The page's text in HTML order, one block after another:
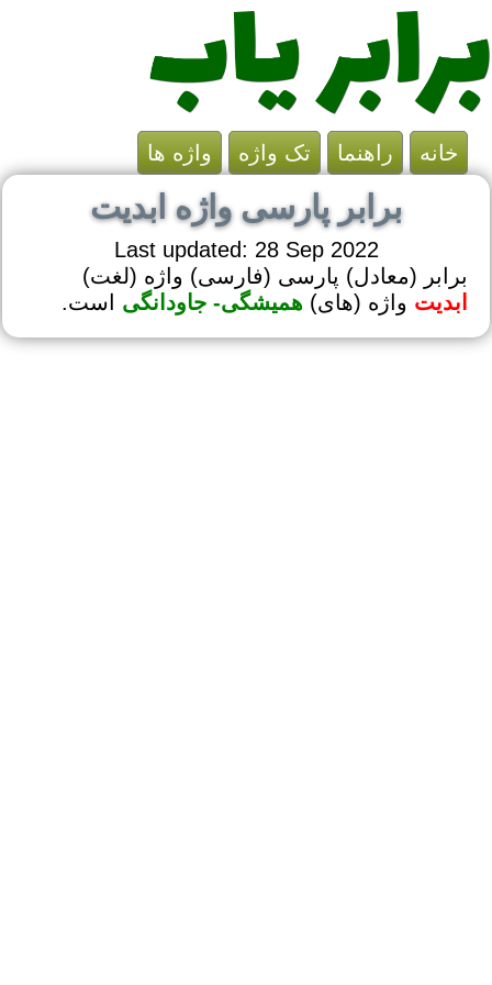
خانه راهنما تک واژه واژه ها
برابر پارسی واژه ابدیت
Last updated: 28 Sep 2022
برابر (معادل) پارسی (فارسی) واژه (لغت)
ابدیت واژه (های)همیشگی- جاودانگی است.